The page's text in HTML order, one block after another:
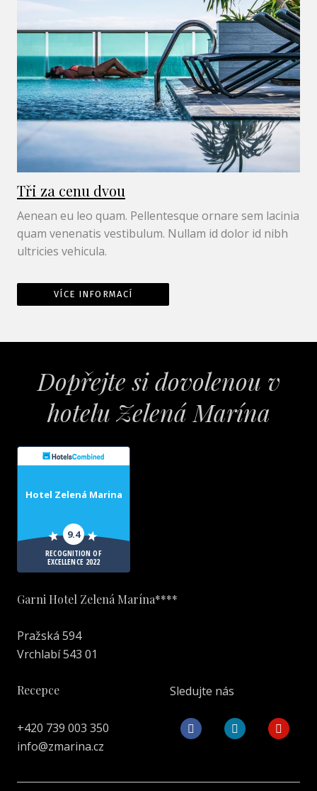
Tři za cenu dvou
Aenean eu leo quam. Pellentesque ornare sem lacinia
quam venenatis vestibulum. Nullam id dolor id nibh
ultricies vehicula.
VÍCE INFORMACÍ
Dopřejte si dovolenou v
hotelu Zelená Marína
Hotel Zelená Marina
9.4
RECOGNITION OF
EXCELLENCE 2022
Garni Hotel Zelená Marína****
Pražská 594
Vrchlabí 543 01
Recepce Sledujte nás
+420 739 003 350
info@zmarina.cz